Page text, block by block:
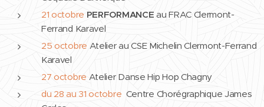
21 octobre PERFORMANCEau FRAC Clermont-
Ferrand Karavel
25 octobre Atelier au CSE Michelin Clermont-Ferrand
Karavel
27 octobre Atelier Danse Hip Hop Chagny
du 28 au 31octobre Centre Chorégraphique James